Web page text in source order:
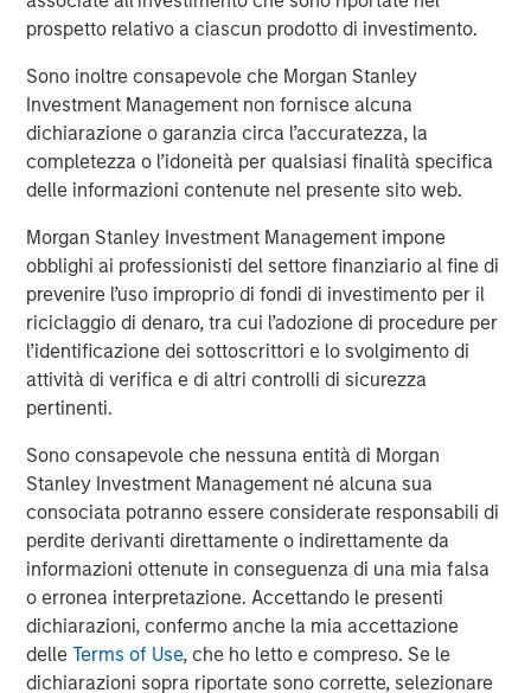
prospetto relativo a ciascun prodotto di investimento.
Sono inoltre consapevole che Morgan Stanley
Investment Management non fornisce alcuna
dichiarazione o garanzia circa l’accuratezza, la
completezza o l’idoneità per qualsiasi finalità specifica
delle informazioni contenute nel presente sito web.
Morgan Stanley Investment Management impone
obblighi ai professionisti del settore finanziario al fine di
prevenire l’uso improprio di fondi di investimento per il
riciclaggio di denaro, tra cui l’adozione di procedure per
l’identificazione dei sottoscrittori e lo svolgimento di
attività di verifica e di altri controlli di sicurezza
pertinenti.
Sono consapevole che nessuna entità di Morgan
Stanley Investment Management né alcuna sua
consociata potranno essere considerate responsabili di
perdite derivanti direttamente o indirettamente da
informazioni ottenute in conseguenza di una mia falsa
o erronea interpretazione. Accettando le presenti
dichiarazioni, confermo anche la mia accettazione
delleTerms of Use, che ho letto e compreso. Se le
dichiarazioni sopra riportate sono corrette, selezionare
Robert Lee, Managing Director of Morgan Stanley Energy
Partners, said, “We're excited to be investing alongside
our management partners at Presidio Petroleum and look
forward to shared success in the years ahead as we
continue to support their differentiated strategy for the
business.” John Moon, Managing Director and Head of
Morgan Stanley Energy Partners, added, “Chris Hammack
and operating experience to this strategy, and we're
delighted to be their partners in this very exciting
business.”
About Presidio Petroleum
Headquartered in Fort Worth, Texas, Presidio Petroleum is
a leading oil and gas efficiency company with assets
located in the western Anadarko Basin of Texas and
Oklahoma. For further information about Presidio
Petroleum, please visit www.presidiopetroleum.com .
About Morgan Stanley Energy Partners